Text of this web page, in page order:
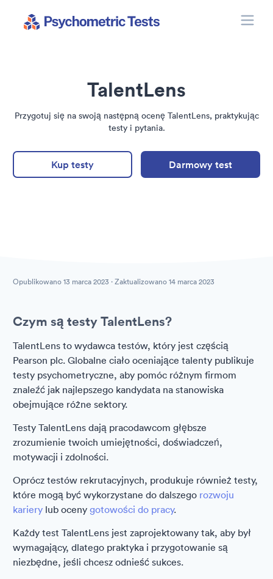
TalentLens
Przygotuj się na swoją następną ocenę TalentLens, praktykując
testy i pytania.
Kup testy Darmowy test
Opublikowano13 marca 2023 · Zaktualizowano14 marca 2023
Czym są testy TalentLens?
TalentLens to wydawca testów, który jest częścią
Pearson plc. Globalne ciało oceniające talenty publikuje
testy psychometryczne, aby pomóc różnym firmom
znaleźć jak najlepszego kandydata na stanowiska
obejmujące różne sektory.
Testy TalentLens dają pracodawcom głębsze
zrozumienie twoich umiejętności, doświadczeń,
motywacji i zdolności.
Oprócz testów rekrutacyjnych, produkuje również testy,
które mogą być wykorzystane do dalszego rozwoju
kariery lub oceny gotowości do pracy.
Każdy test TalentLens jest zaprojektowany tak, aby był
wymagający, dlatego praktyka i przygotowanie są
niezbędne, jeśli chcesz odnieść sukces.